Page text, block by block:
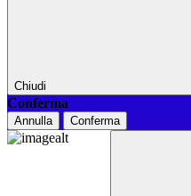
Chiudi
Conferma
Annulla Conferma